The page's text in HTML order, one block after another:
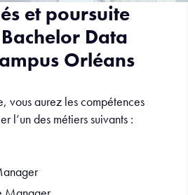
et poursuite
Data
Orléans
vous aurez les compétences
l’un des métiers suivants :